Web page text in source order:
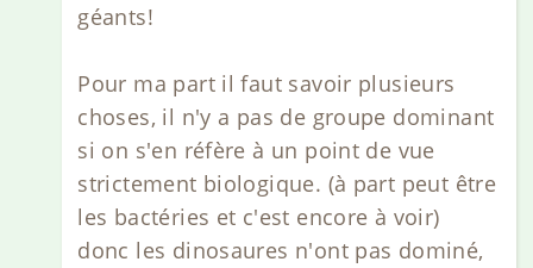
géants!
Pour ma part il faut savoir plusieurs
choses, il n'y a pas de groupe dominant
si on s'en réfère à un point de vue
strictement biologique. (à part peut être
les bactéries et c'est encore à voir)
donc les dinosaures n'ont pas dominé,